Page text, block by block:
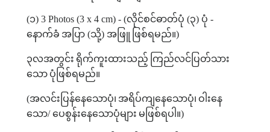
(၁) 3 Photos (3 x 4 cm) - (လိုင်စင်ဓာတ်ပုံ (၃) ပုံ -
နောက်ခံ အပြာ (သို့) အဖြူ ဖြစ်ရမည်။)
၃လအတွင်း ရိုက်ကူးထားသည့် ကြည်လင်ပြတ်သား
သော ပုံဖြစ်ရမည်။
(အလင်းပြန်နေသောပုံ၊ အရိပ်ကျနေသောပုံ၊ ဝါးနေ
သော/ပေစွန်းနေသောပုံများ မဖြစ်ရပါ။)